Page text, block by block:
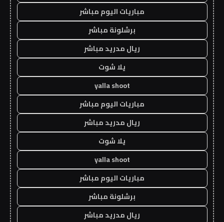
مباريات اليوم مباشر
برشلونة مباشر
ريال مدريد مباشر
يلا شوت
yalla shoot
مباريات اليوم مباشر
ريال مدريد مباشر
يلا شوت
yalla shoot
مباريات اليوم مباشر
برشلونة مباشر
ريال مدريد مباشر